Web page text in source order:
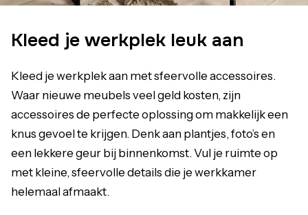
Kleed je werkplek leuk aan
Kleed je werkplek aan met sfeervolle accessoires.
Waar nieuwe meubels veel geld kosten, zijn
accessoires de perfecte oplossing om makkelijk een
knus gevoel te krijgen. Denk aan plantjes, foto’s en
een lekkere geur bij binnenkomst. Vul je ruimte op
met kleine, sfeervolle details die je werkkamer
helemaal afmaakt.